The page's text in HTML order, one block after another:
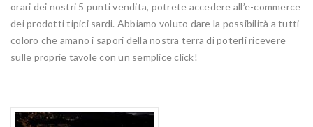
orari dei nostri 5 punti vendita, potrete accedere all’e-commerce
dei prodotti tipici sardi. Abbiamo voluto dare la possibilità a tutti
coloro che amano i sapori della nostra terra di poterli ricevere
sulle proprie tavole con un semplice click!